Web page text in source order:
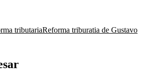
tributariaReforma triburatia de Gustavo